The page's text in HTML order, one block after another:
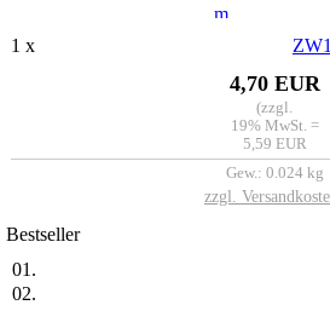
1 x
4,70 EUR
(zzgl.
19% MwSt. =
5,59 EUR
Gew.: 0.024 kg
zzgl.
Best­seller
01.
02.